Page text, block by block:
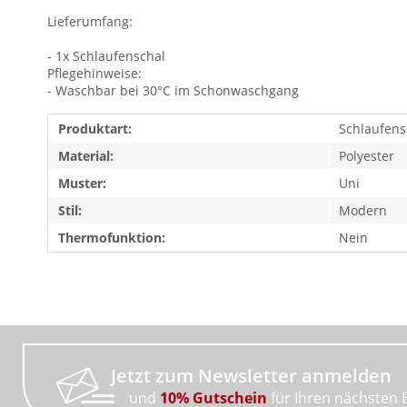
Lieferumfang:
- 1x Schlaufenschal
Pflegehinweise:
- Waschbar bei 30°C im Schonwaschgang
Produktart:
Material:
Polyester
Muster:
Uni
Stil:
Modern
Thermofunktion:
Nein
Jetzt zum Newsletter anmelden
und 10% Gutschein für Ihren nächsten